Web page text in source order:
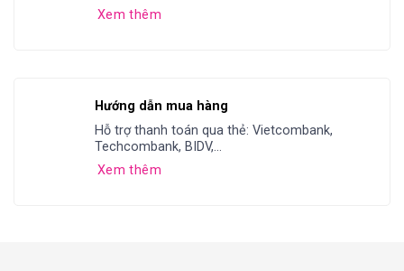
Xem thêm
Hướng dẫn mua hàng
Hỗ trợ thanh toán qua thẻ: Vietcombank,
Techcombank, BIDV,...
Xem thêm